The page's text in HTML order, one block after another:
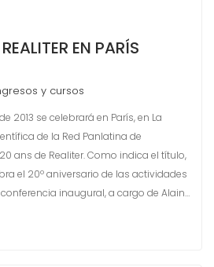
EN PARÍS
y cursos
2013 se celebrará en París, en La
de la Red Panlatina de
20 ans de Realiter. Como indica el título,
el 20º aniversario de las actividades
inaugural, a cargo de Alain…